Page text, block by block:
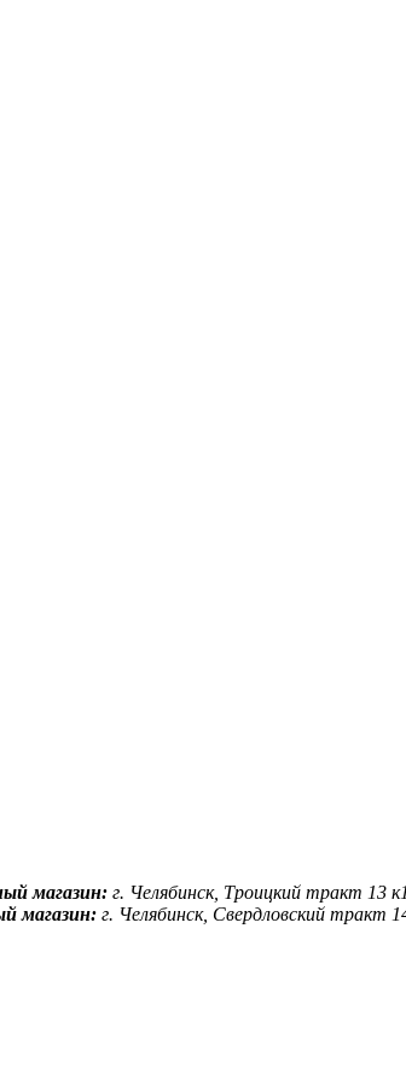
магазин: г. Челябинск, Троицкий тракт 13
магазин:г. Челябинск, Свердловский тракт